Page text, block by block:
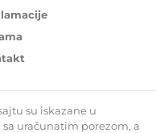
su iskazane u
uračunatim porezom, a